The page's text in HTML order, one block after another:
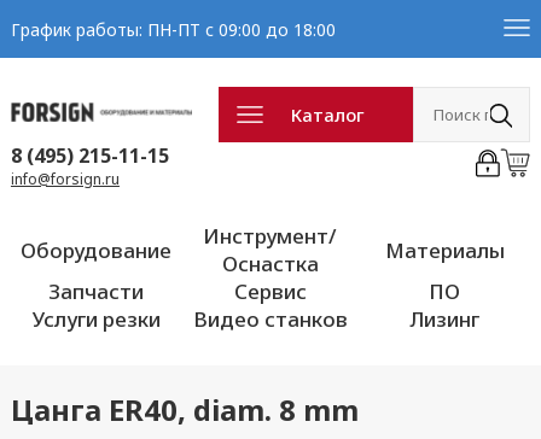
График работы: ПН-ПТ с 09:00 до 18:00
Каталог
8 (495) 215-11-15
info@forsign.ru
Оборудование
Инструмент/
Оснастка
Материалы
Запчасти
Сервис
ПО
Услуги резки
Видео станков Лизинг
Цанга ER40, diam. 8 mm